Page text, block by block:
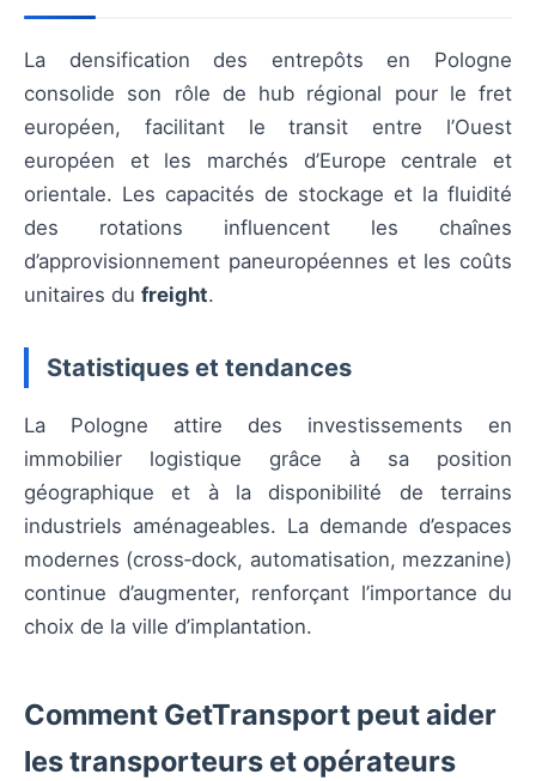
La densification des entrepôts en Pologne
consolide son rôle de hub régional pour le fret
européen, facilitant le transit entre l’Ouest
européen et les marchés d’Europe centrale et
orientale. Les capacités de stockage et la fluidité
des rotations influencent les chaînes
d’approvisionnement paneuropéennes et les coûts
unitaires du freight.
Statistiques et tendances
La Pologne attire des investissements en
immobilier logistique grâce à sa position
géographique et à la disponibilité de terrains
industriels aménageables. La demande d’espaces
modernes (cross‑dock, automatisation, mezzanine)
continue d’augmenter, renforçant l’importance du
choix de la ville d’implantation.
Comment GetTransport peut aider
les transporteurs et opérateurs